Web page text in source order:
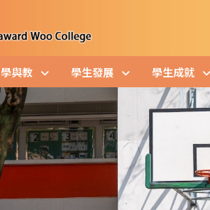
學與教 學生發展 學生成就